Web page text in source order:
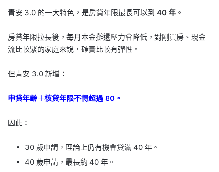
青安 3.0 的一大特色，是房貸年限最長可以到 40 年 。
房貸年限拉長後，每月本金攤還壓力會降低，對剛買房、現金
流比較緊的家庭來說，確實比較有彈性。
但青安 3.0 新增：
申貸年齡＋核貸年限不得超過 80。
因此：
30 歲申請，理論上仍有機會貸滿 40 年。
40 歲申請，最長約 40 年。